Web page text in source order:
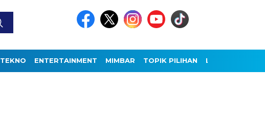
TEKNO ENTERTAINMENT MIMBAR TOPIK PILIHAN LAINNYA